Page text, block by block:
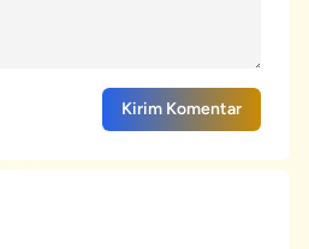
Kirim Komentar